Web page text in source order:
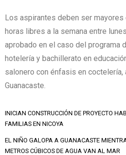
Los aspirantes deben ser
horas libres a la semana entre
aprobado en el caso del programa
hotelería y bachillerato en
salonero con énfasis en
Guanacaste.
INICIAN CONSTRUCCIÓN DE PROYECTO
FAMILIAS EN NICOYA
EL NIÑO GALOPA A GUANACASTE
METROS CÚBICOS DE AGUA VAN AL MAR